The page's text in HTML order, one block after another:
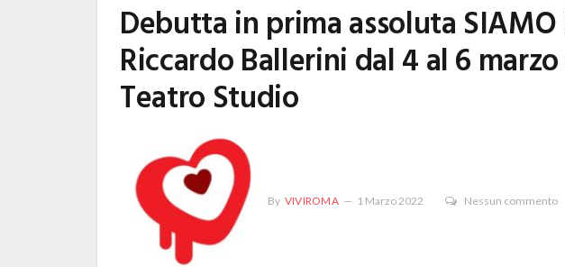
Debutta in prima assoluta SIAMO
Riccardo Ballerini dal 4 al 6
Teatro Studio
By VIVIROMA 1 Marzo 2022 Nessun commento